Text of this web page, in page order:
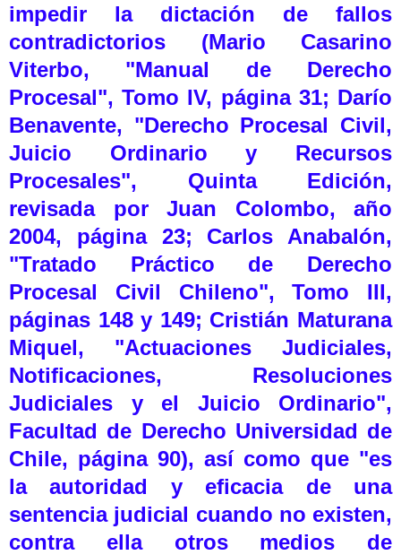
impedir la dictación de fallos
contradictorios (Mario Casarino
Viterbo, "Manual de Derecho
Procesal", Tomo IV, página 31; Darío
Benavente, "Derecho Procesal Civil,
Juicio Ordinario y Recursos
Procesales", Quinta Edición,
revisada por Juan Colombo, año
2004, página 23; Carlos Anabalón,
"Tratado Práctico de Derecho
Procesal Civil Chileno", Tomo III,
páginas 148 y 149; Cristián Maturana
Miquel, "Actuaciones Judiciales,
Notificaciones, Resoluciones
Judiciales y el Juicio Ordinario",
Facultad de Derecho Universidad de
Chile, página 90), así como que "es
la autoridad y eficacia de una
sentencia judicial cuando no existen,
contra ella otros medios de